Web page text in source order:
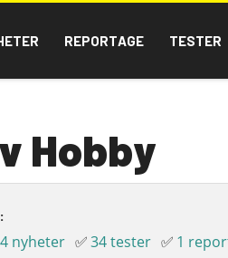
REPORTAGE TESTER
Hobby
nyheter ✅34 tester ✅ 1